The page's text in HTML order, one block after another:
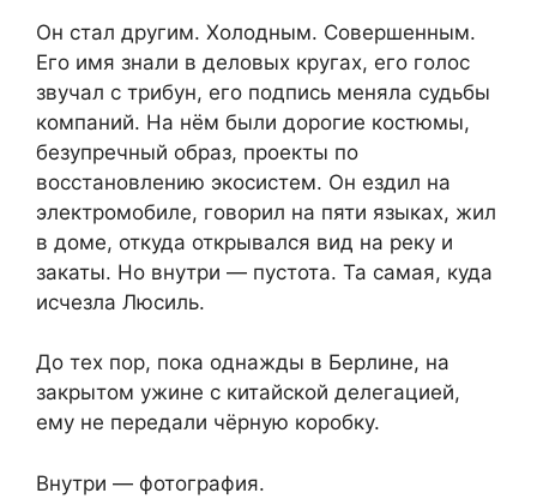
Он стал другим. Холодным. Совершенным.
Его имя знали в деловых кругах, его голос
звучал с трибун, его подпись меняла судьбы
компаний. На нём были дорогие костюмы,
безупречный образ, проекты по
восстановлению экосистем. Он ездил на
электромобиле, говорил на пяти языках, жил
в доме, откуда открывался вид на реку и
закаты. Но внутри — пустота. Та самая, куда
исчезла Люсиль.
До тех пор, пока однажды в Берлине, на
закрытом ужине с китайской делегацией,
ему не передали чёрную коробку.
Внутри — фотография.